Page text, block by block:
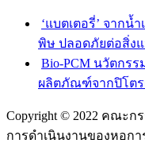
‘แบตเตอรี่’ จากน้
พิษ ปลอดภัยต่อสิ่ง
Bio-PCM นวัตกรร
ผลิตภัณฑ์จากปิโตร
Copyright © 2022 คณะ
การดำเนินงานของหอกา